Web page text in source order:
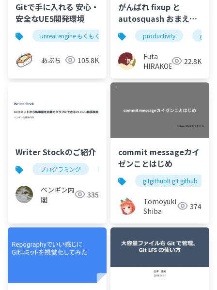
Gitで手に入れる 安心・
安全なUE5開発環境
unreal engine もくもく会 in 富山 unreal engine
あぶち 105.8K
がんばれ fixup と
autosquash おまえが
ナンバー 1 だ！！
（WIP コミットにおい
て）
productivity git
Futa
HIRAKOBA
22.8K
Writer Stockのご紹介
プログラミング javascript vscode
ペンギン内
閣
335
commit messageカイ
ゼンことはじめ
gitgithublt git github
Tomoyuki
Shiba
374